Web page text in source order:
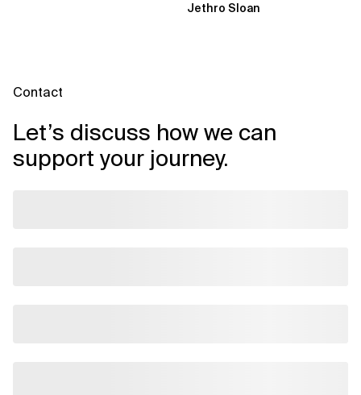
vorbereitet hat „Wir...
Jethro Sloan
Contact
Let’s discuss how we can
support your journey.